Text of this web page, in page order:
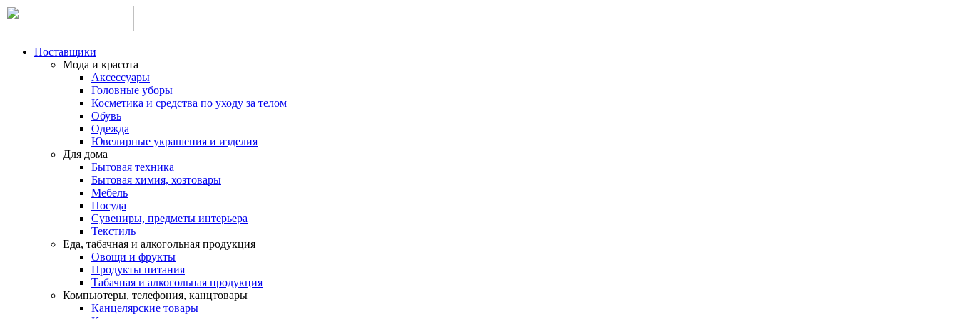
Поставщики
Мода и красота
Аксессуары
Головные уборы
Косметика и средства по уходу за телом
Обувь
Одежда
Ювелирные украшения и изделия
Для дома
Бытовая техника
Бытовая химия, хозтовары
Мебель
Посуда
Сувениры, предметы интерьера
Текстиль
Еда, табачная и алкогольная продукция
Овощи и фрукты
Продукты питания
Табачная и алкогольная продукция
Компьютеры, телефония, канцтовары
Канцелярские товары